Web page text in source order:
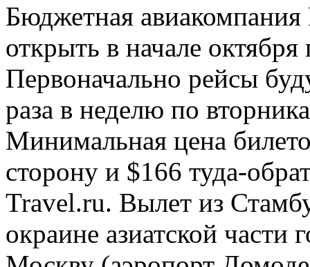
Бюджетная
открыть в начале
Первоначально рейсы
раза в неделю по
Минимальная цена
сторону и $166 туда-
Travel.ru. Вылет из
окраине азиатской части